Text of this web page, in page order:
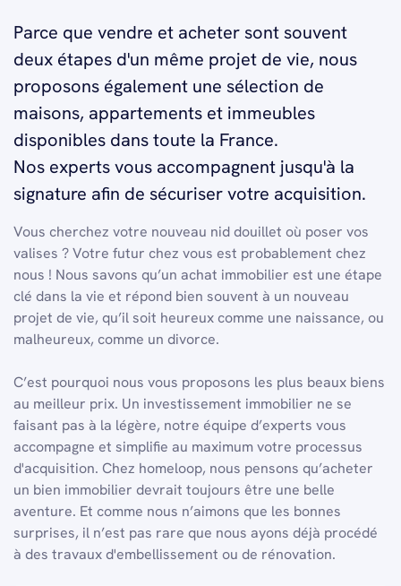
Parce que vendre et acheter sont souvent
deux étapes d'un même projet de vie, nous
proposons également une sélection de
maisons, appartements et immeubles
disponibles dans toute la France.
Nos experts vous accompagnent jusqu'à la
signature afin de sécuriser votre acquisition.
Vous cherchez votre nouveau nid douillet où poser vos
valises ? Votre futur chez vous est probablement chez
nous ! Nous savons qu’un achat immobilier est une étape
clé dans la vie et répond bien souvent à un nouveau
projet de vie, qu’il soit heureux comme une naissance, ou
malheureux, comme un divorce.
C’est pourquoi nous vous proposons les plus beaux biens
au meilleur prix. Un investissement immobilier ne se
faisant pas à la légère, notre équipe d’experts vous
accompagne et simplifie au maximum votre processus
d'acquisition. Chez homeloop, nous pensons qu’acheter
un bien immobilier devrait toujours être une belle
aventure. Et comme nous n’aimons que les bonnes
surprises, il n’est pas rare que nous ayons déjà procédé
à des travaux d'embellissement ou de rénovation.